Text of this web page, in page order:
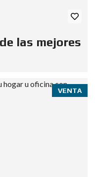
las mejores
VENTA